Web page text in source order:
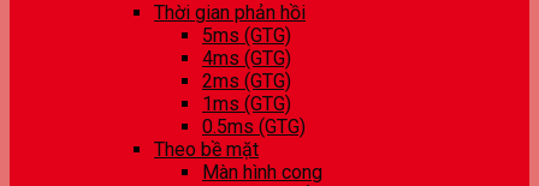
Thời gian phản hồi
5ms (GTG)
4ms (GTG)
2ms (GTG)
1ms (GTG)
0.5ms (GTG)
Theo bề mặt
Màn hình cong